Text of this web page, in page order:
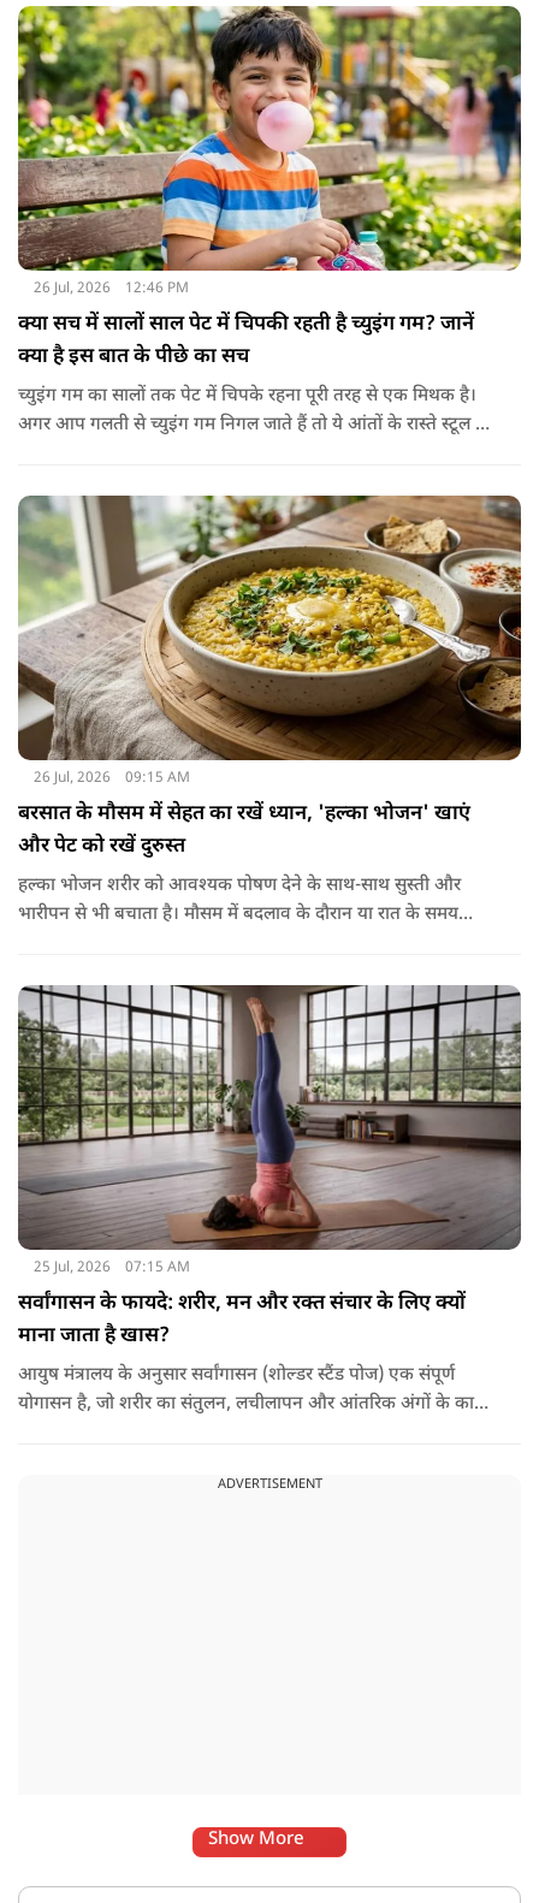
26 Jul, 2026 12:46 PM
क्या सच में सालों साल पेट में चिपकी रहती है च्युइंग गम? जानें
क्या है इस बात के पीछे का सच
च्युइंग गम का सालों तक पेट में चिपके रहना पूरी तरह से एक मिथक है।
अगर आप गलती से च्युइंग गम निगल जाते हैं तो ये आंतों के रास्ते स्टूल में
नहीं बनाता जो इसे तोड़ सके या पचा सके।
26 Jul, 2026 09:15 AM
बरसात के मौसम में सेहत का रखें ध्यान, 'हल्का भोजन' खाएं
और पेट को रखें दुरुस्त
हल्का भोजन शरीर को आवश्यक पोषण देने के साथ-साथ सुस्ती और
भारीपन से भी बचाता है। मौसम में बदलाव के दौरान या रात के समय
में हल्का भोजन मेटाबॉलिज्म के लिए भी बेहतर होता है।
25 Jul, 2026 07:15 AM
सर्वांगासन के फायदे: शरीर, मन और रक्त संचार के लिए क्यों
माना जाता है खास?
आयुष मंत्रालय के अनुसार सर्वांगासन (शोल्डर स्टैंड पोज) एक संपूर्ण
योगासन है, जो शरीर का संतुलन, लचीलापन और आंतरिक अंगों के कार्य
ADVERTISEMENT
Show More